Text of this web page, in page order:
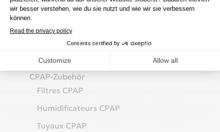
Masques narinaires
Masques faciaux (full Face)
Masques pour femme
CPAP-Zubehör
Filtres CPAP
Humidificateurs CPAP
Tuyaux CPAP